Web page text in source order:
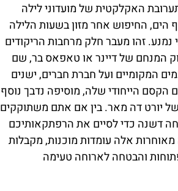
האקלקטית של מועדוני לילה
הים, החיפוש אחר מזון בשעות הלילה
זהו מעבר חלק מרחבות הריקודים
המנחם של דיינר או טאפאס בר, שם
המקומיים ועל חברת חברים, ישנים
הייחודי שלה, מוסיפה נדבך נוסף
יורט דה מאר. בין אם אתם משתוקקים
דשנה כדי לסיים את הרפתקאותיכם
מאוחרות אלה עומדות מוכנות, מקבלות
והבטחה לארוחה טעימה